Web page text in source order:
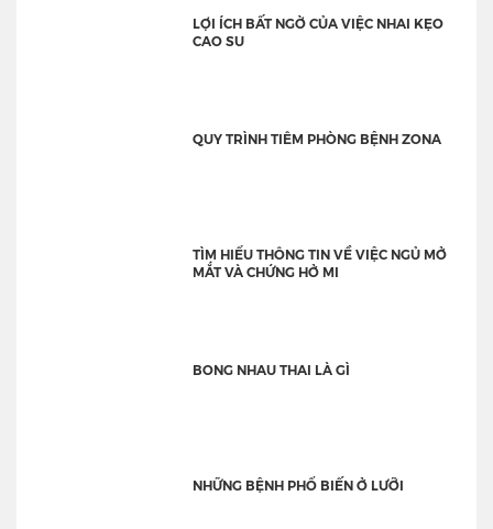
LỢI ÍCH BẤT NGỜ CỦA VIỆC NHAI KẸO
CAO SU
QUY TRÌNH TIÊM PHÒNG BỆNH ZONA
TÌM HIỂU THÔNG TIN VỀ VIỆC NGỦ MỞ
MẮT VÀ CHỨNG HỞ MI
BONG NHAU THAI LÀ GÌ
NHỮNG BỆNH PHỔ BIẾN Ở LƯỠI